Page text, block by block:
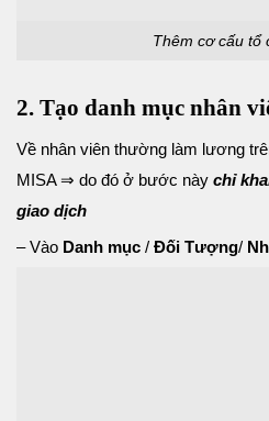
Thêm cơ cấu tổ
2. Tạo danh mục nhân
Về nhân viên thường làm lương
MISA ⇒ do đó ở bước này chỉ
giao dịch
– Vào Danh mục / Đối Tượng/